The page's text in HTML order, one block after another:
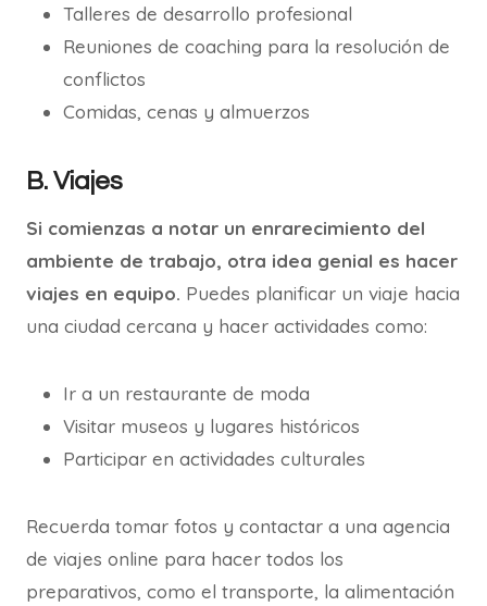
Talleres de desarrollo profesional
Reuniones de coaching para la resolución de
conflictos
Comidas, cenas y almuerzos
B. Viajes
Si comienzas a notar un enrarecimiento del
ambiente de trabajo, otra idea genial es hacer
viajes en equipo. Puedes planificar un viaje hacia
una ciudad cercana y hacer actividades como:
Ir a un restaurante de moda
Visitar museos y lugares históricos
Participar en actividades culturales
Recuerda tomar fotos y contactar a una agencia
de viajes online para hacer todos los
preparativos, como el transporte, la alimentación